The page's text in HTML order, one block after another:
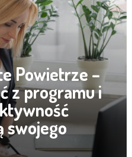
Powietrze –
z programu i
swojego